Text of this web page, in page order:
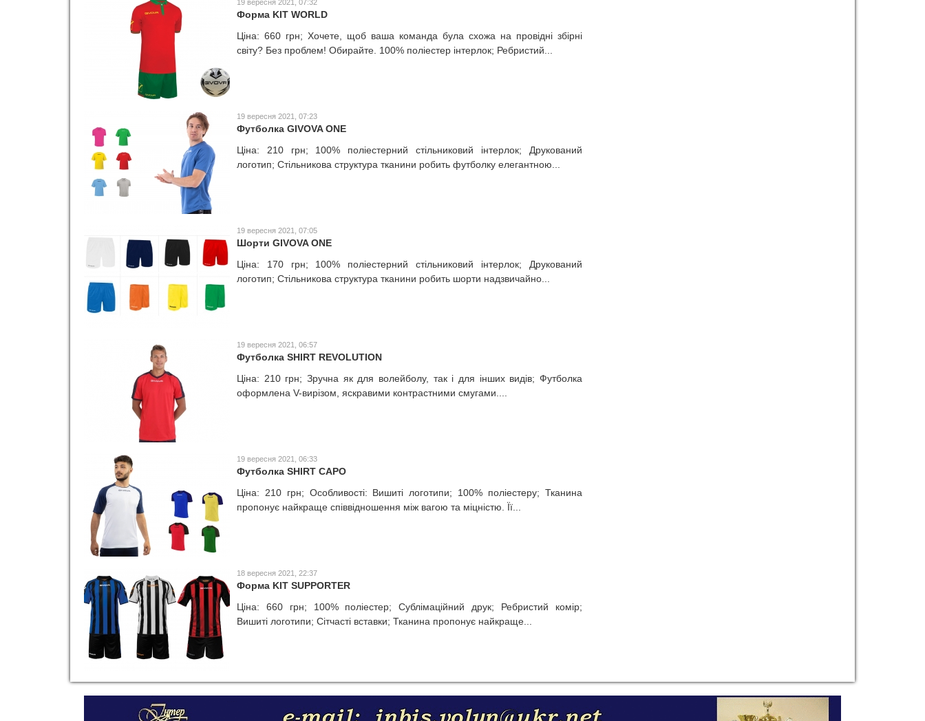
19 вересня 2021, 07:32
Форма KIT WORLD
Ціна: 660 грн; Хочете, щоб ваша команда була схожа на провідні збірні
світу? Без проблем! Обирайте. 100% поліестер інтерлок; Ребристий...
19 вересня 2021, 07:23
Футболка GIVOVA ONE
Ціна: 210 грн; 100% поліестерний стільниковий інтерлок; Друкований
логотип; Стільникова структура тканини робить футболку елегантною...
19 вересня 2021, 07:05
Шорти GIVOVA ONE
Ціна: 170 грн; 100% поліестерний стільниковий інтерлок; Друкований
логотип; Стільникова структура тканини робить шорти надзвичайно...
19 вересня 2021, 06:57
Футболка SHIRT REVOLUTION
Ціна: 210 грн; Зручна як для волейболу, так і для інших видів; Футболка
оформлена V-вирізом, яскравими контрастними смугами....
19 вересня 2021, 06:33
Футболка SHIRT CAPO
Ціна: 210 грн; Особливості: Вишиті логотипи; 100% поліестеру; Тканина
пропонує найкраще співвідношення між вагою та міцністю. Її...
18 вересня 2021, 22:37
Форма KIT SUPPORTER
Ціна: 660 грн; 100% поліестер; Сублімаційний друк; Ребристий комір;
Вишиті логотипи; Сітчасті вставки; Тканина пропонує найкраще...